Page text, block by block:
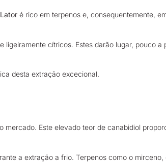
é rico em terpenos e, consequentemente,
cítricos. Estes darão lugar, pouco
desta extração excecional.
Este elevado teor de canabidiol
a extração a frio. Terpenos como o